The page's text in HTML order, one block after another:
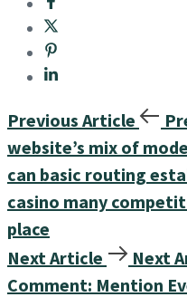
Previous Article
website’s mix of
can basic routing
casino many
place
Next Article
Next
Comment: Mention